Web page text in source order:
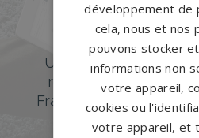
DÉCOUVREZ
Un accompagnement
réseau de 1200
France.
notre
développement de
cela, nous et nos
pouvons stocker
informations non
votre appareil,
cookies ou
votre appareil, et